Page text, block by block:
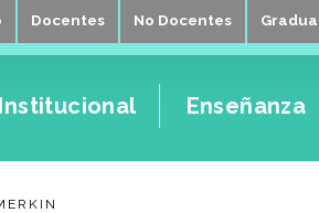
Docentes No Docentes
Institucional Enseñanza